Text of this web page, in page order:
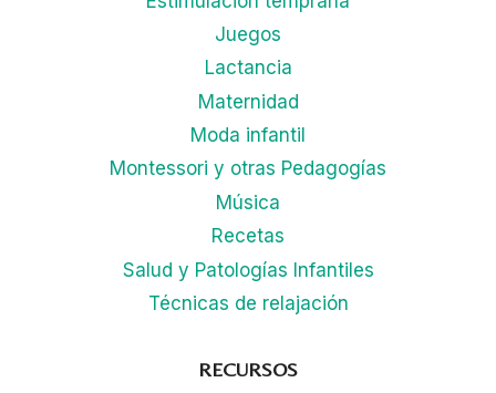
Juegos
Lactancia
Maternidad
Moda infantil
Montessori y otras Pedagogías
Música
Recetas
Salud y Patologías Infantiles
Técnicas de relajación
RECURSOS